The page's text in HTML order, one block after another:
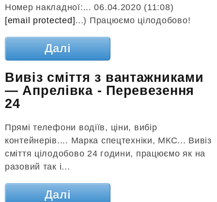
Номер накладної:... 06.04.2020 (11:08)
[email protected]...) Працюємо цілодобово!
Далі
Вивіз сміття з вантажниками
— Апрелівка - Перевезення
24
Прямі телефони водіїв, ціни, вибір
контейнерів.... Марка спецтехніки, МКС... Вивіз
сміття цілодобово 24 години, працюємо як на
разовий так і...
Далі